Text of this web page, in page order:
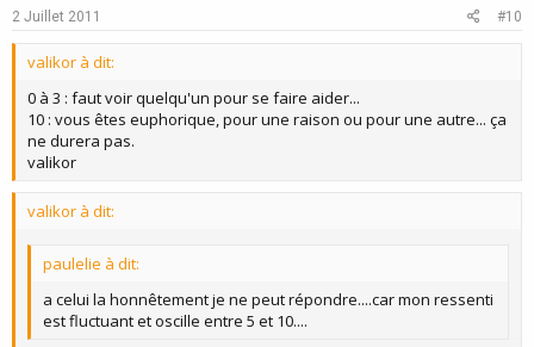
2 Juillet 2011 #10
valikor à dit:
0 à 3 : faut voir quelqu'un pour se faire aider...
10 : vous êtes euphorique, pour une raison ou pour une autre... ça
ne durera pas.
valikor
valikor à dit:
paulelie à dit:
a celui la honnêtement je ne peut répondre....car mon ressenti
est fluctuant et oscille entre 5 et 10....